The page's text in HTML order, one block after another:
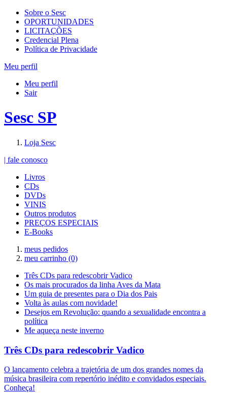
Sobre o Sesc
OPORTUNIDADES
LICITAÇÕES
Credencial Plena
Política de Privacidade
Meu perfil
Meu perfil
Sair
Sesc SP
Loja Sesc
| fale conosco
Livros
CDs
DVDs
VINIS
Outros produtos
PREÇOS ESPECIAIS
E-Books
meus pedidos
meu carrinho (0)
Três CDs para redescobrir Vadico
Os mais procurados da linha Aves da Mata
Um guia de presentes para o Dia dos Pais
Volta às aulas com novidade!
Desejos em Revolução: quando a sexualidade encontra a
política
Me aqueça neste inverno
Três CDs para redescobrir Vadico
O lançamento celebra a trajetória de um dos grandes nomes da
música brasileira com repertório inédito e convidados especiais.
Conheça!